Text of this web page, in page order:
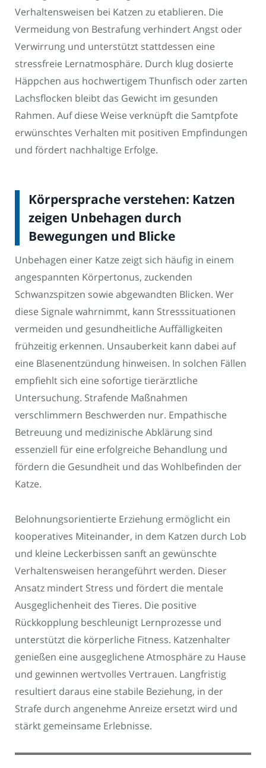
Verhaltensweisen bei Katzen zu etablieren. Die
Vermeidung von Bestrafung verhindert Angst oder
Verwirrung und unterstützt stattdessen eine
stressfreie Lernatmosphäre. Durch klug dosierte
Häppchen aus hochwertigem Thunfisch oder zarten
Lachsflocken bleibt das Gewicht im gesunden
Rahmen. Auf diese Weise verknüpft die Samtpfote
erwünschtes Verhalten mit positiven Empfindungen
und fördert nachhaltige Erfolge.
Körpersprache verstehen: Katzen
zeigen Unbehagen durch
Bewegungen und Blicke
Unbehagen einer Katze zeigt sich häufig in einem
angespannten Körpertonus, zuckenden
Schwanzspitzen sowie abgewandten Blicken. Wer
diese Signale wahrnimmt, kann Stresssituationen
vermeiden und gesundheitliche Auffälligkeiten
frühzeitig erkennen. Unsauberkeit kann dabei auf
eine Blasenentzündung hinweisen. In solchen Fällen
empfiehlt sich eine sofortige tierärztliche
Untersuchung. Strafende Maßnahmen
verschlimmern Beschwerden nur. Empathische
Betreuung und medizinische Abklärung sind
essenziell für eine erfolgreiche Behandlung und
fördern die Gesundheit und das Wohlbefinden der
Katze.
Belohnungsorientierte Erziehung ermöglicht ein
kooperatives Miteinander, in dem Katzen durch Lob
und kleine Leckerbissen sanft an gewünschte
Verhaltensweisen herangeführt werden. Dieser
Ansatz mindert Stress und fördert die mentale
Ausgeglichenheit des Tieres. Die positive
Rückkopplung beschleunigt Lernprozesse und
unterstützt die körperliche Fitness. Katzenhalter
genießen eine ausgeglichene Atmosphäre zu Hause
und gewinnen wertvolles Vertrauen. Langfristig
resultiert daraus eine stabile Beziehung, in der
Strafe durch angenehme Anreize ersetzt wird und
stärkt gemeinsame Erlebnisse.